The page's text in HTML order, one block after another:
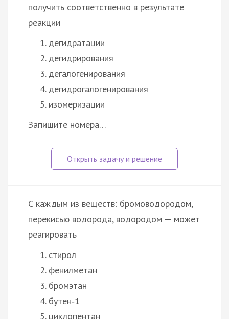
получить соответственно в результате
реакции
дегидратации
дегидрирования
дегалогенирования
дегидрогалогенирования
изомеризации
Запишите номера…
С каждым из веществ: бромоводородом,
перекисью водорода, водородом — может
реагировать
стирол
фенилметан
бромэтан
бутен‑1
циклопентан